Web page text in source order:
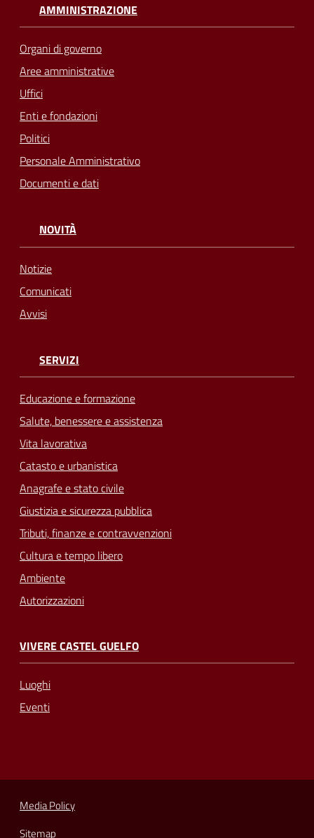
AMMINISTRAZIONE
Organi di governo
Aree amministrative
Uffici
Enti e fondazioni
Politici
Personale Amministrativo
Documenti e dati
NOVITÀ
Notizie
Comunicati
Avvisi
SERVIZI
Educazione e formazione
Salute, benessere e assistenza
Vita lavorativa
Catasto e urbanistica
Anagrafe e stato civile
Giustizia e sicurezza pubblica
Tributi, finanze e contravvenzioni
Cultura e tempo libero
Ambiente
Autorizzazioni
VIVERE CASTEL GUELFO
Luoghi
Eventi
Media Policy
Sitemap